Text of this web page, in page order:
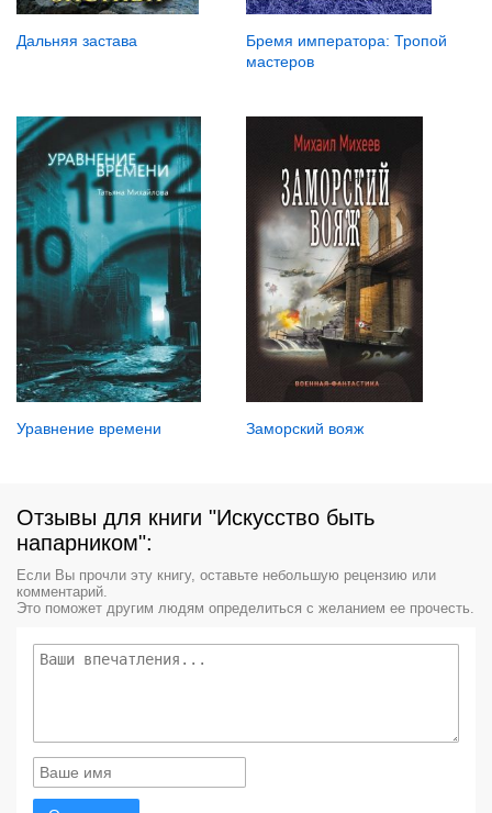
Дальняя застава
Бремя императора: Тропой
мастеров
Уравнение времени Заморский вояж
Отзывы для книги "Искусство быть
напарником":
Если Вы прочли эту книгу, оставьте небольшую рецензию или
комментарий.
Это поможет другим людям определиться с желанием ее прочесть.